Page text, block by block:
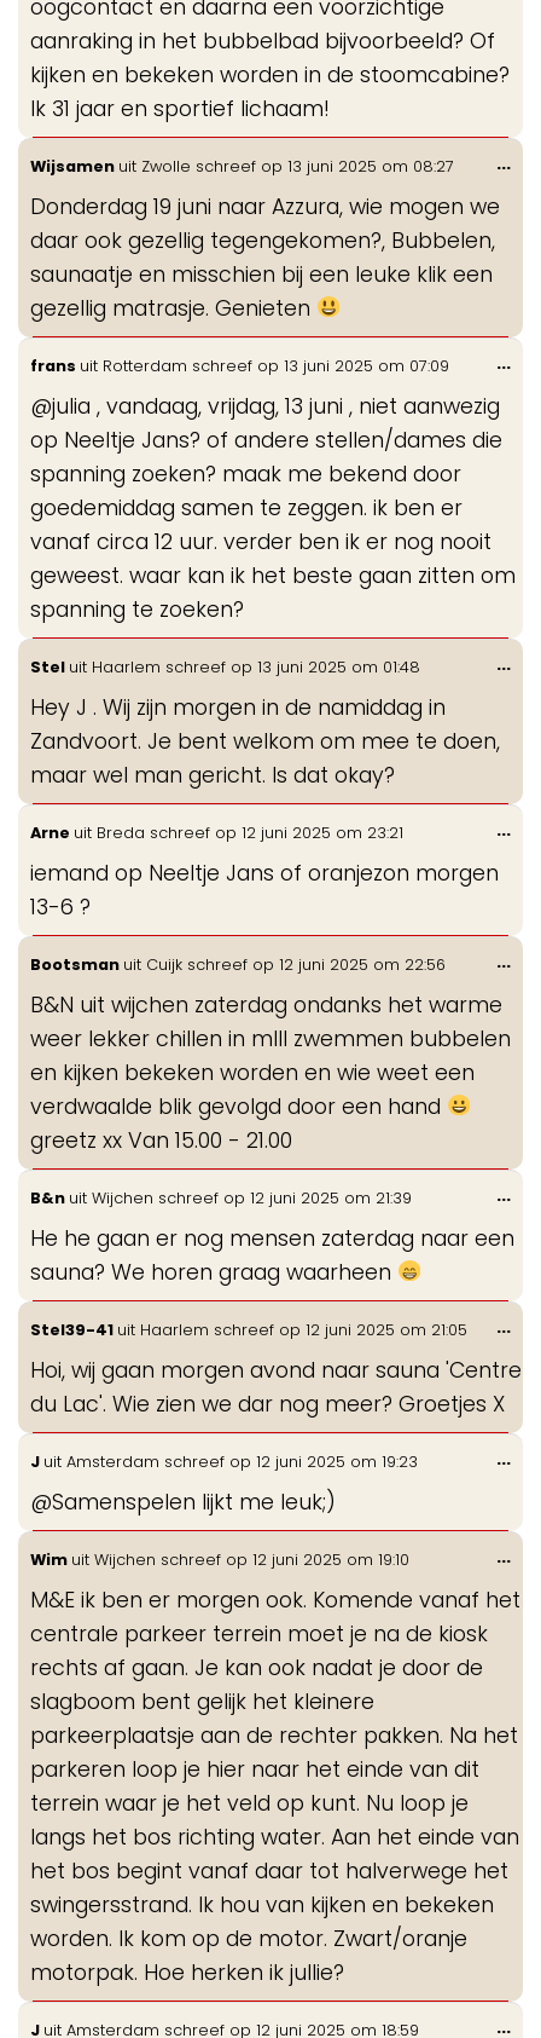
oogcontact en daarna een voorzichtige
aanraking in het bubbelbad bijvoorbeeld? Of
kijken en bekeken worden in de stoomcabine?
Ik 31 jaar en sportief lichaam!
Wijsamen uit Zwolle schreef op 13 juni 2025 om 08:27
Donderdag 19 juni naar Azzura, wie mogen we
daar ook gezellig tegengekomen?, Bubbelen,
saunaatje en misschien bij een leuke klik een
gezellig matrasje. Genieten
...
frans uit Rotterdam schreef op 13 juni 2025 om 07:09
@julia , vandaag, vrijdag, 13 juni , niet aanwezig
op Neeltje Jans? of andere stellen/dames die
spanning zoeken? maak me bekend door
goedemiddag samen te zeggen. ik ben er
vanaf circa 12 uur. verder ben ik er nog nooit
geweest. waar kan ik het beste gaan zitten om
spanning te zoeken?
...
Stel uit Haarlem schreef op 13 juni 2025 om 01:48
Hey J . Wij zijn morgen in de namiddag in
Zandvoort. Je bent welkom om mee te doen,
maar wel man gericht. Is dat okay?
...
Arne uit Breda schreef op 12 juni 2025 om 23:21
iemand op Neeltje Jans of oranjezon morgen
13-6 ?
...
Bootsman uit Cuijk schreef op 12 juni 2025 om 22:56
B&N uit wijchen zaterdag ondanks het warme
weer lekker chillen in mlll zwemmen bubbelen
en kijken bekeken worden en wie weet een
verdwaalde blik gevolgd door een hand
greetz xx Van 15.00 - 21.00
...
B&n uit Wijchen schreef op 12 juni 2025 om 21:39
He he gaan er nog mensen zaterdag naar een
sauna? We horen graag waarheen
...
Stel39-41 uit Haarlem schreef op 12 juni 2025 om 21:05
Hoi, wij gaan morgen avond naar sauna 'Centre
du Lac'. Wie zien we dar nog meer? Groetjes X
...
J uit Amsterdam schreef op 12 juni 2025 om 19:23
@Samenspelen lijkt me leuk;)
...
Wim uit Wijchen schreef op 12 juni 2025 om 19:10
M&E ik ben er morgen ook. Komende vanaf het
centrale parkeer terrein moet je na de kiosk
rechts af gaan. Je kan ook nadat je door de
slagboom bent gelijk het kleinere
parkeerplaatsje aan de rechter pakken. Na het
parkeren loop je hier naar het einde van dit
terrein waar je het veld op kunt. Nu loop je
langs het bos richting water. Aan het einde van
het bos begint vanaf daar tot halverwege het
swingersstrand. Ik hou van kijken en bekeken
worden. Ik kom op de motor. Zwart/oranje
motorpak. Hoe herken ik jullie?
...
J uit Amsterdam schreef op 12 juni 2025 om 18:59 ...